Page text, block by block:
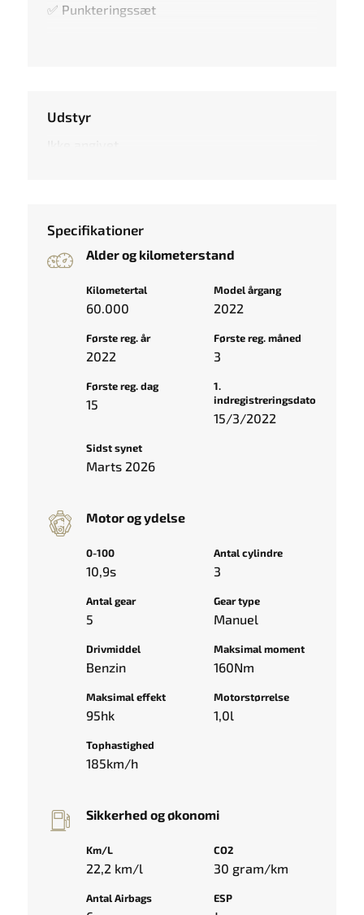
✅ Punkteringssæt
Udstyr
Specifikationer
Alder og kilometerstand
Kilometertal
60.000
Model årgang
2022
Første reg. år
2022
Første reg. måned
3
Første reg. dag
15
1.
indregistreringsdato
15/3/2022
Sidst synet
Marts 2026
Motor og ydelse
0-100
10,9s
Antal cylindre
3
Antal gear
5
Gear type
Manuel
Drivmiddel
Benzin
Maksimal moment
160Nm
Maksimal effekt
95hk
Motorstørrelse
1,0l
Tophastighed
185km/h
Sikkerhed og økonomi
Km/L
22,2 km/l
CO2
30 gram/km
Antal Airbags ESP